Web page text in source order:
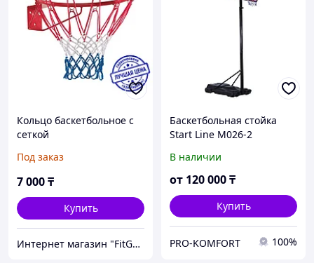
Кольцо баскетбольное с
сеткой
Под заказ
7 000₸
Купить
Интернет магазин "FitGood.kz"
Баскетбольная стойка
Start Line M026-2
В наличии
от 120 000₸
Купить
PRO-KOMFORT 100%